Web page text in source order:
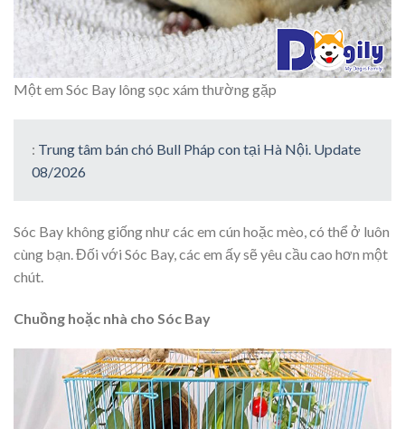
Một em Sóc Bay lông sọc xám thường gặp
: Trung tâm bán chó Bull Pháp con tại Hà Nội. Update
08/2026
Sóc Bay không giống như các em cún hoặc mèo, có thể ở luôn
cùng bạn. Đối với Sóc Bay, các em ấy sẽ yêu cầu cao hơn một
chút.
Chuồng hoặc nhà cho Sóc Bay